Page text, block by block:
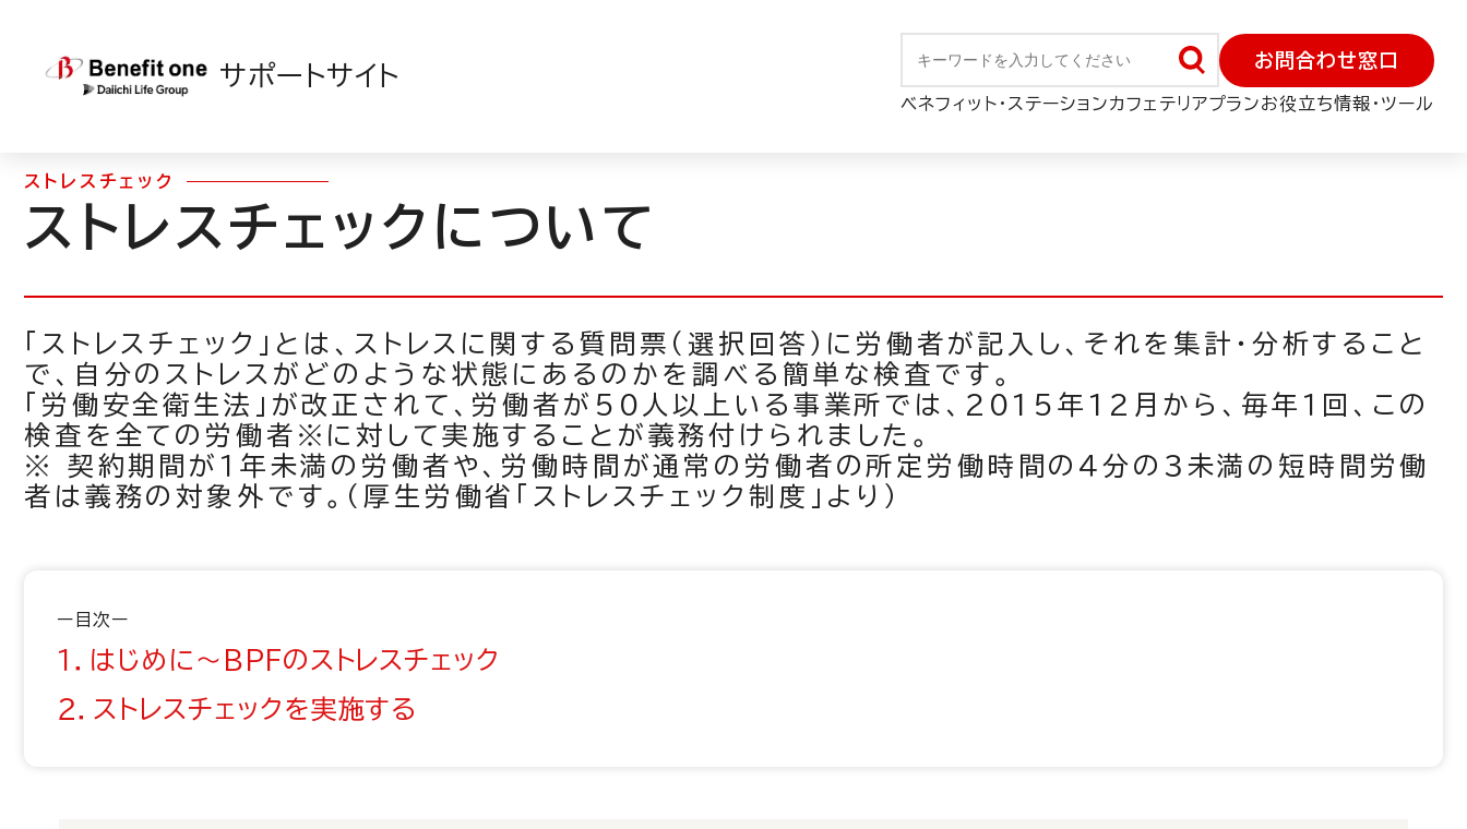
サポートサイト
お問合わせ窓口
ベネフィット・ステーションカフェテリアプランお役立ち情報・ツール
ストレスチェック
ストレスチェックについて
「ストレスチェック」とは、ストレスに関する質問票（選択回答）に労働者が記入し、それを集計・分析すること
で、自分のストレスがどのような状態にあるのかを調べる簡単な検査です。
「労働安全衛生法」が改正されて、労働者が50人以上いる事業所では、2015年12月から、毎年１回、この
検査を全ての労働者※に対して実施することが義務付けられました。
※ 契約期間が１年未満の労働者や、労働時間が通常の労働者の所定労働時間の４分の３未満の短時間労働
者は義務の対象外です。（厚生労働省「ストレスチェック制度」より）
ー目次ー
１．はじめに～BPFのストレスチェック
２．ストレスチェックを実施する